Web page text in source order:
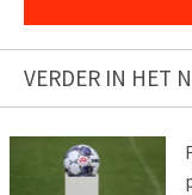
VERDER IN HET